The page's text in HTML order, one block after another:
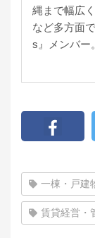
縄まで幅広
など多方面
s』メンバー。
一棟・戸建
賃貸経営・